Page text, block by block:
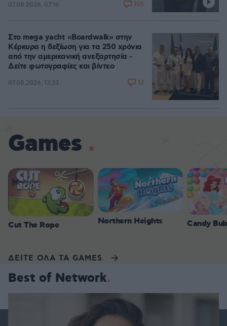
07.08.2026, 07:16 105
Στο mega yacht «Boardwalk» στην
Κέρκυρα η δεξίωση για τα 250 χρόνια
από την αμερικανική ανεξαρτησία -
Δείτε φωτογραφίες και βίντεο
07.08.2026, 13:23 12
Games
Cut The Rope Northern Heights Candy
ΔΕΙΤΕ ΟΛΑ ΤΑ GAMES
Best of Network